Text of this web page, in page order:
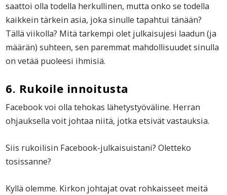
saattoi olla todella herkullinen, mutta onko se todella
kaikkein tärkein asia, joka sinulle tapahtui tänään?
Tällä viikolla? Mitä tarkempi olet julkaisujesi laadun (ja
määrän) suhteen, sen paremmat mahdollisuudet sinulla
on vetää puoleesi ihmisiä.
6. Rukoile innoitusta
Facebook voi olla tehokas lähetystyöväline. Herran
ohjauksella voit johtaa niitä, jotka etsivät vastauksia.
Siis rukoilisin Facebook-julkaisuistani? Oletteko
tosissanne?
Kyllä olemme. Kirkon johtajat ovat rohkaisseet meitä